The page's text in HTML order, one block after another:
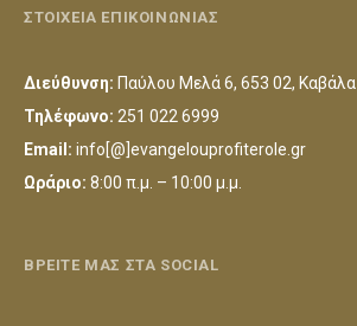
ΣΤΟΙΧΕΙΑ ΕΠΙΚΟΙΝΩΝΙΑΣ
Διεύθυνση: Παύλου Μελά 6, 653 02, Καβάλα
Τηλέφωνο: 251 022 6999
Email: info[@]evangelouprofiterole.gr
Ωράριο: 8:00 π.μ. – 10:00 μ.μ.
ΒΡΕΙΤΕ ΜΑΣ ΣΤΑ SOCIAL